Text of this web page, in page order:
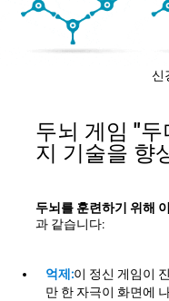
신
두뇌 게임 "
지 기술을 향
두뇌를 훈련하기 위해
과 같습니다:
억제:이 정신 게임이
만 한 자극이 화면에